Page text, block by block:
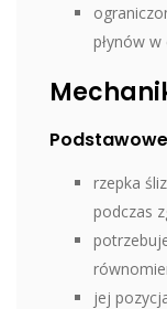
płynów
rzepka
podczas
jej